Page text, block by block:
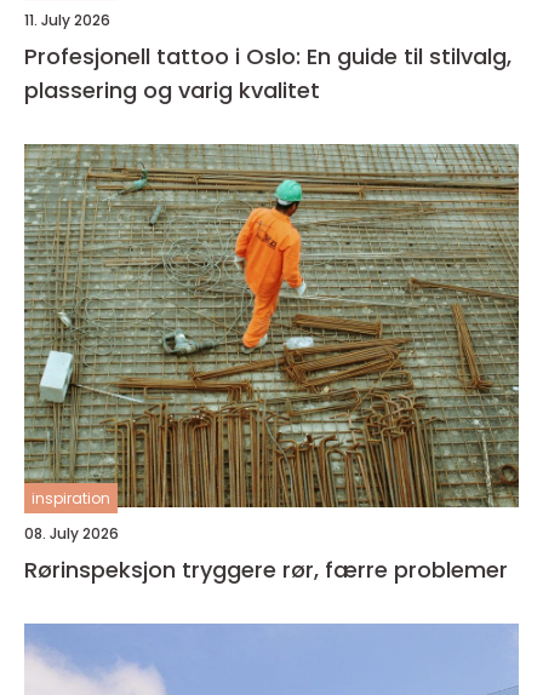
11. July 2026
Profesjonell tattoo i Oslo: En guide til stilvalg,
plassering og varig kvalitet
inspiration
08. July 2026
Rørinspeksjon tryggere rør, færre problemer